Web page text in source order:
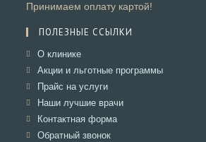
Принимаем оплату картой!
ПОЛЕЗНЫЕ ССЫЛКИ
О клиникеОткроется
в
вкладке
Акции и льготные программыОткроется
Прайс на услугиОткроется
в
вкладке
Наши лучшие врачиОткроется
Контактная формаОткроется
Обратный звонокОткроется